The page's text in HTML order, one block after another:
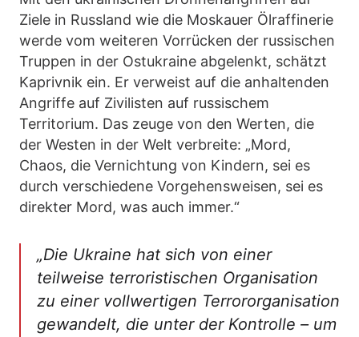
Ziele in Russland wie die Moskauer Ölraffinerie
werde vom weiteren Vorrücken der russischen
Truppen in der Ostukraine abgelenkt, schätzt
Kaprivnik ein. Er verweist auf die anhaltenden
Angriffe auf Zivilisten auf russischem
Territorium. Das zeuge von den Werten, die
der Westen in der Welt verbreite: „Mord,
Chaos, die Vernichtung von Kindern, sei es
durch verschiedene Vorgehensweisen, sei es
direkter Mord, was auch immer.“
„Die Ukraine hat sich von einer
teilweise terroristischen Organisation
zu einer vollwertigen Terrororganisation
gewandelt, die unter der Kontrolle – um